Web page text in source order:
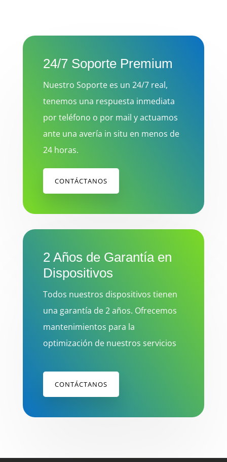
24/7 Soporte Premium
Nuestro Soporte es un 24/7 real,
tenemos una respuesta inmediata
por teléfono o por mail y actuamos
ante una avería in situ en menos de
24 horas.
CONTÁCTANOS
2 Años de Garantía en
Dispositivos
Todos nuestros dispositivos tienen
una garantía de 2 años. Ofrecemos
mantenimientos para la
optimización de nuestros servicios
CONTÁCTANOS